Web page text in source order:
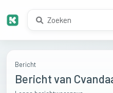
Bericht
Bericht van